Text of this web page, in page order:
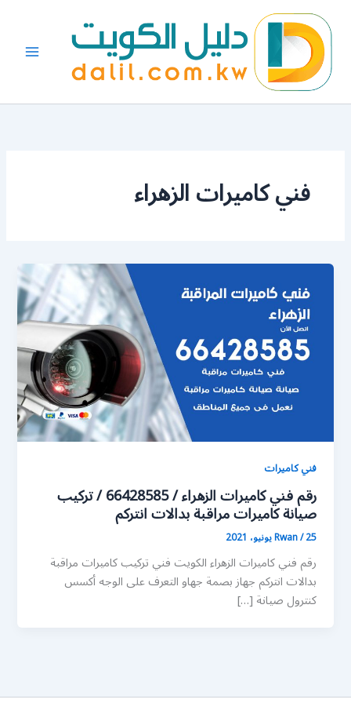
المحتوى
فني كاميرات الزهراء
فني كاميرات
رقم فني كاميرات الزهراء / 66428585 / تركيب
صيانة كاميرات مراقبة بدالات انتركم
Rwan/25 يونيو، 2021
رقم فني كاميرات الزهراء الكويت فني تركيب كاميرات مراقبة
بدالات انتركم جهاز بصمة جهاو التعرف على الوجه أكسس
كنترول صيانة […]